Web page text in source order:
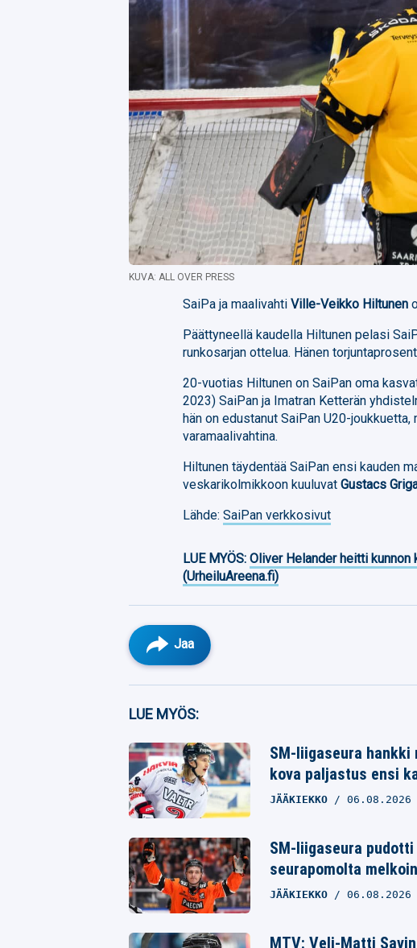
KUVA: ALL OVER PRESS
SaiPa ja maalivahtiVille-Veikko Hiltunen
Päättyneellä kaudella Hiltunen pelasi
runkosarjan ottelua. Hänen
20-vuotias Hiltunen on SaiPan oma
2023) SaiPan ja Imatran Ketterän
hän on edustanut SaiPan U20-
varamaalivahtina.
Hiltunen täydentää SaiPan ensi kauden
veskarikolmikkoon kuuluvatGustacs
Lähde:SaiPan verkkosivut
LUE MYÖS:Oliver Helander heitti kunnon
(UrheiluAreena.fi)
Jaa
Facebook
Twitter
Whatsapp
LUE MYÖS:
SM-liigaseura
kova paljastus ensi
JÄÄKIEKKO 06.08.2026
SM-liigaseura
seurapomolta
JÄÄKIEKKO 06.08.2026
MTV: Veli-Matti